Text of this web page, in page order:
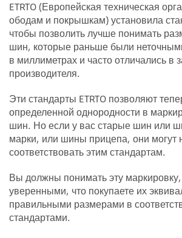
ETRTO (Европейская техническая
ободам и покрышкам) установила
чтобы позволить лучше понимать
шин, которые раньше были
в миллиметрах и часто отличались в
производителя.
Эти стандарты ETRTO позволяют
определенной однородности в
шин. Но если у вас старые шин или
марки, или шины прицепа, они могут
соответствовать этим стандартам.
Вы должны понимать эту
уверенными, что покупаете их
правильными размерами в
стандартами.